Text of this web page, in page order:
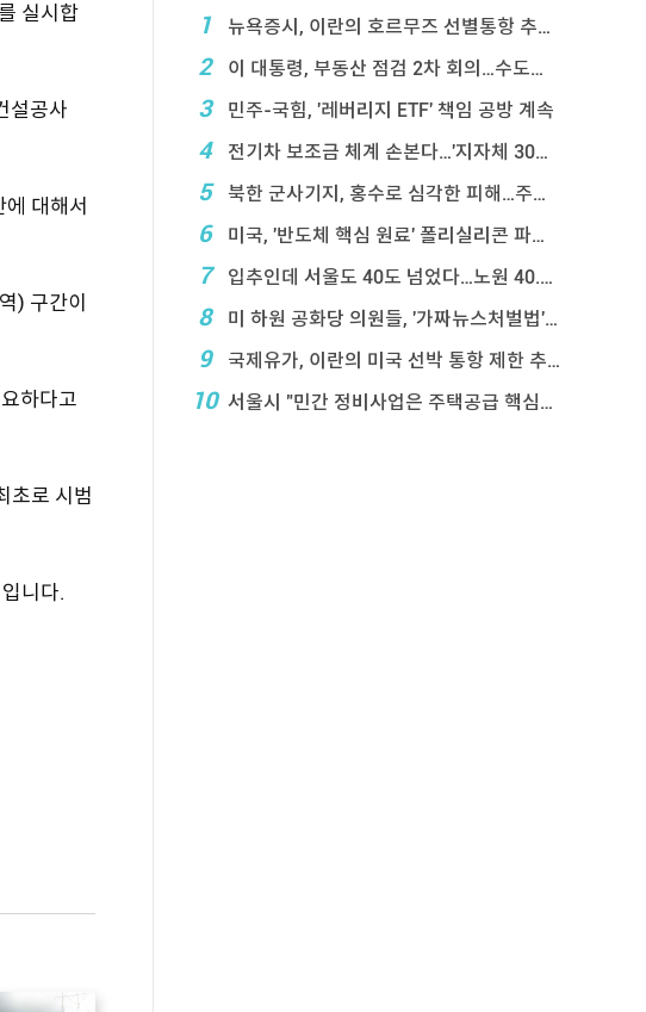
실시합
설공사
대해서
) 구간이
하다고
초로 시범
니다.
1
뉴욕증시, 이란의 호르무즈 선별통항 추진에 하락
2 이 대통령, 부동산 점검 2차 회의…수도권 공급대책 ...
3 민주-국힘, '레버리지 ETF' 책임 공방 계속
4 전기차 보조금 체계 손본다…'지자체 30％ 매칭' ...
5 북한 군사기지, 홍수로 심각한 피해…주택 수백채 파괴
6 미국, '반도체 핵심 원료' 폴리실리콘 파생상품에 ...
7 입추인데 서울도 40도 넘었다…노원 40.2도 기록
8 미 하원 공화당 의원들, '가짜뉴스처벌법' 항의 서한
9 국제유가, 이란의 미국 선박 통항 제한 추진에 상승
10 서울시 "민간 정비사업은 주택공급 핵심&q ...